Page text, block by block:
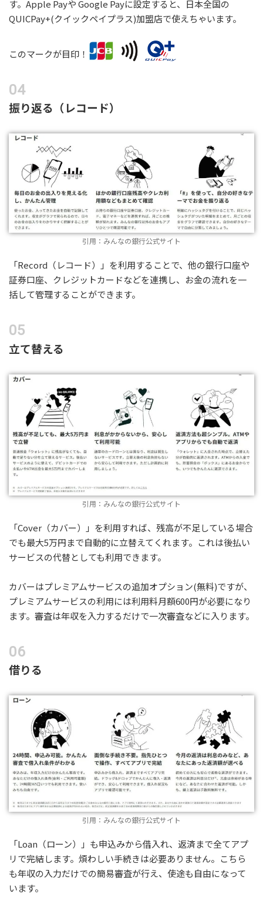
す。Apple Payや Google Payに設定すると、日本全国の
QUICPay+(クイックペイプラス)加盟店で使えちゃいます。
このマークが目印！
振り返る（レコード）
引用：みんなの銀行公式サイト
「Record（レコード）」を利用することで、他の銀行口座や
証券口座、クレジットカードなどを連携し、お金の流れを一
括して管理することができます。
立て替える
引用：みんなの銀行公式サイト
「Cover（カバー）」を利用すれば、残高が不足している場合
でも最大5万円まで自動的に立替えてくれます。これは後払い
サービスの代替としても利用できます。
カバーはプレミアムサービスの追加オプション(無料)ですが、
プレミアムサービスの利用には利用料月額600円が必要になり
ます。審査は年収を入力するだけで一次審査などに入ります。
借りる
引用：みんなの銀行公式サイト
「Loan（ローン）」も申込みから借入れ、返済まで全てアプ
リで完結します。煩わしい手続きは必要ありません。こちら
も年収の入力だけでの簡易審査が行え、使途も自由になって
います。